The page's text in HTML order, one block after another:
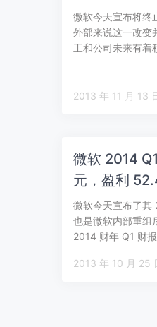
微软今天宣布将终
外部来说这一改变
工和公司未来有着
微软 2014
元，盈利
微软今天宣布了其
也是微软内部重组
2014 财年 Q1 财